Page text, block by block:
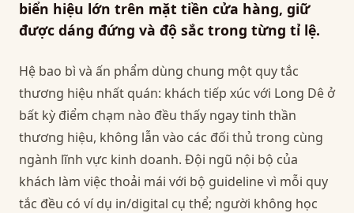
biển hiệu lớn trên mặt tiền cửa hàng, giữ
được dáng đứng và độ sắc trong từng tỉ lệ.
Hệ bao bì và ấn phẩm dùng chung một quy tắc
thương hiệu nhất quán: khách tiếp xúc với Long Dê ở
bất kỳ điểm chạm nào đều thấy ngay tinh thần
thương hiệu, không lẫn vào các đối thủ trong cùng
ngành lĩnh vực kinh doanh. Đội ngũ nội bộ của
khách làm việc thoải mái với bộ guideline vì mỗi quy
tắc đều có ví dụ in/digital cụ thể; người không học